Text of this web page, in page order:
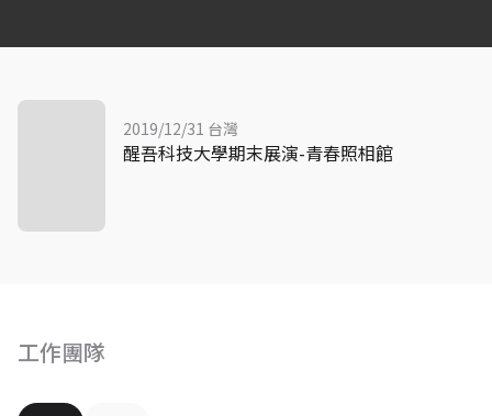
工作團隊
2019/12/31 台灣
醒吾科技大學期末展演-青春照相館